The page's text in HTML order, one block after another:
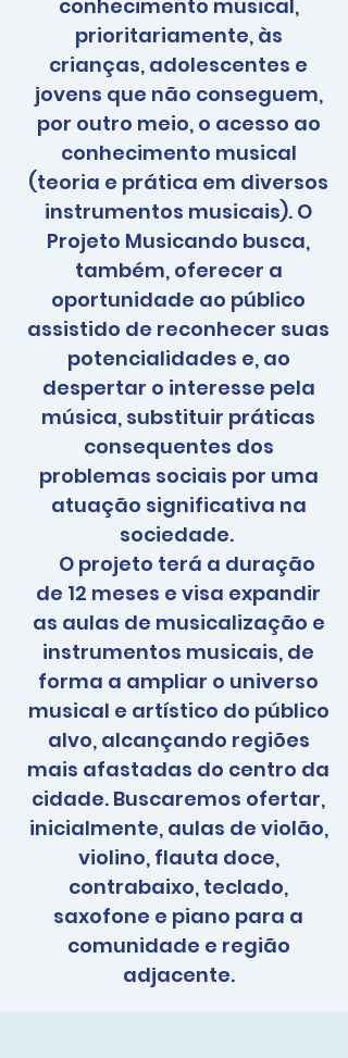
conhecimento musical,
prioritariamente, às
crianças, adolescentes e
jovens que não conseguem,
por outro meio, o acesso ao
conhecimento musical
(teoria e prática em diversos
instrumentos musicais). O
Projeto Musicando busca,
também, oferecer a
oportunidade ao público
assistido de reconhecer suas
potencialidades e, ao
despertar o interesse pela
música, substituir práticas
consequentes dos
problemas sociais por uma
atuação significativa na
sociedade.
O projeto terá a duração
de 12 meses e visa expandir
as aulas de musicalização e
instrumentos musicais, de
forma a ampliar o universo
musical e artístico do público
alvo, alcançando regiões
mais afastadas do centro da
cidade. Buscaremos ofertar,
inicialmente, aulas de violão,
violino, flauta doce,
contrabaixo, teclado,
saxofone e piano para a
comunidade e região
adjacente.